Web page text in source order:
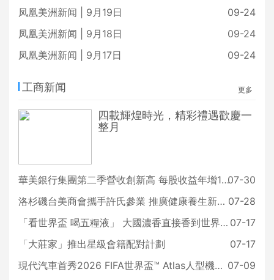
凤凰美洲新闻 | 9月19日
09-24
凤凰美洲新闻 | 9月18日
09-24
凤凰美洲新闻 | 9月17日
09-24
工商新闻 更多
四載輝煌時光，精彩禮遇歡慶一
整月
華美銀行集團第二季營收創新高 每股收益年增18%07-30
洛杉磯台美商會攜手許氏參業 推廣健康養生新生活 07-28
「看世界盃 喝五糧液」 大國濃香直接香到世界盃賽場 07-17
「大莊家」推出星級會籍配對計劃
07-17
現代汽車首秀2026 FIFA世界盃™ Atlas人型機器人 07-09